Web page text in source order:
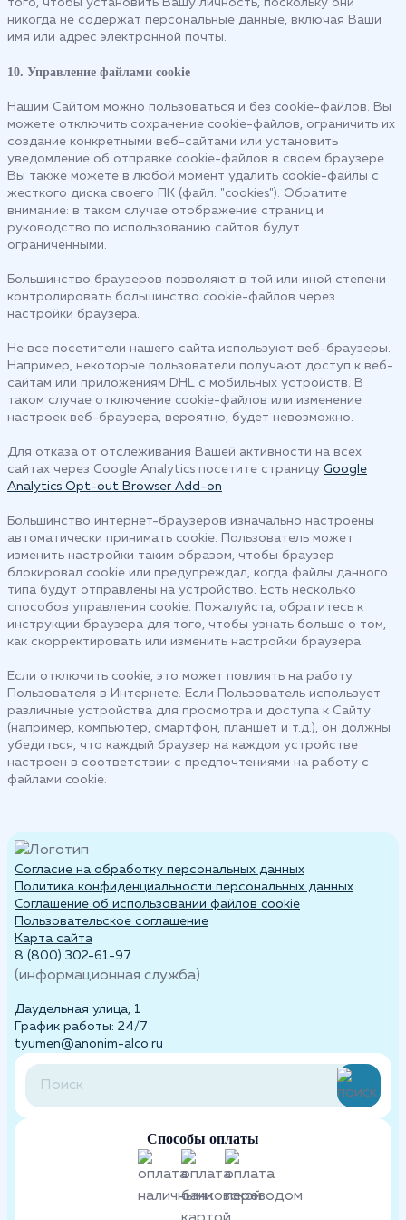
того, чтобы установить Вашу личность, поскольку они
никогда не содержат персональные данные, включая Ваши
имя или адрес электронной почты.
10. Управление файлами cookie
Нашим Сайтом можно пользоваться и без cookie-файлов. Вы
можете отключить сохранение cookie-файлов, ограничить их
создание конкретными веб-сайтами или установить
уведомление об отправке cookie-файлов в своем браузере.
Вы также можете в любой момент удалить cookie-файлы с
жесткого диска своего ПК (файл: "cookies"). Обратите
внимание: в таком случае отображение страниц и
руководство по использованию сайтов будут
ограниченными.
Большинство браузеров позволяют в той или иной степени
контролировать большинство cookie-файлов через
настройки браузера.
Не все посетители нашего сайта используют веб-браузеры.
Например, некоторые пользователи получают доступ к веб-
сайтам или приложениям DHL с мобильных устройств. В
таком случае отключение cookie-файлов или изменение
настроек веб-браузера, вероятно, будет невозможно.
Для отказа от отслеживания Вашей активности на всех
сайтах через Google Analytics посетите страницу Google
Analytics Opt-out Browser Add-on
Большинство интернет-браузеров изначально настроены
автоматически принимать cookie. Пользователь может
изменить настройки таким образом, чтобы браузер
блокировал cookie или предупреждал, когда файлы данного
типа будут отправлены на устройство. Есть несколько
способов управления cookie. Пожалуйста, обратитесь к
инструкции браузера для того, чтобы узнать больше о том,
как скорректировать или изменить настройки браузера.
Если отключить cookie, это может повлиять на работу
Пользователя в Интернете. Если Пользователь использует
различные устройства для просмотра и доступа к Сайту
(например, компьютер, смартфон, планшет и т.д.), он должны
убедиться, что каждый браузер на каждом устройстве
настроен в соответствии с предпочтениями на работу с
файлами cookie.
Согласие на обработку персональных данных
Политика конфиденциальности персональных данных
Cоглашение об использовании файлов cookie
Пользовательское соглашение
Карта сайта
8 (800) 302-61-97
(информационная служба)
Даудельная улица, 1
График работы: 24/7
tyumen@anonim-alco.ru
Способы оплаты